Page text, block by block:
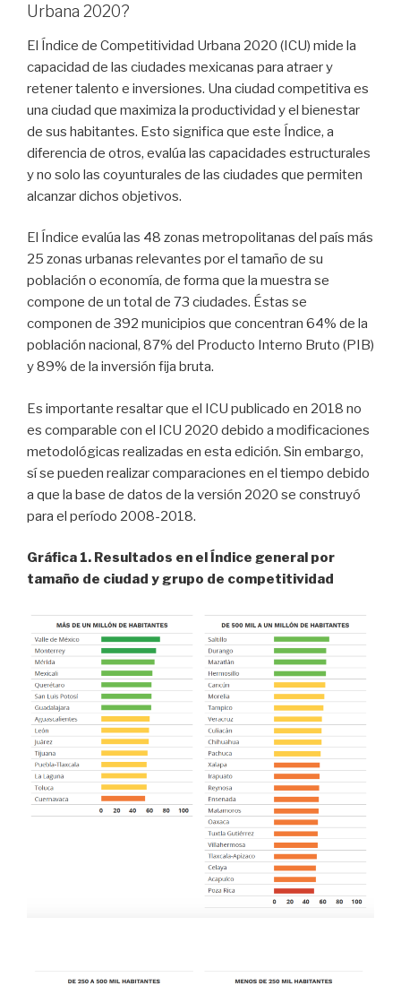
Urbana 2020?
El Índice de Competitividad Urbana 2020 (ICU) mide la
capacidad de las ciudades mexicanas para atraer y
retener talento e inversiones. Una ciudad competitiva es
una ciudad que maximiza la productividad y el bienestar
de sus habitantes. Esto significa que este Índice, a
diferencia de otros, evalúa las capacidades estructurales
y no solo las coyunturales de las ciudades que permiten
alcanzar dichos objetivos.
El Índice evalúa las 48 zonas metropolitanas del país más
25 zonas urbanas relevantes por el tamaño de su
población o economía, de forma que la muestra se
compone de un total de 73 ciudades. Éstas se
componen de 392 municipios que concentran 64% de la
población nacional, 87% del Producto Interno Bruto (PIB)
y 89% de la inversión fija bruta.
Es importante resaltar que el ICU publicado en 2018 no
es comparable con el ICU 2020 debido a modificaciones
metodológicas realizadas en esta edición. Sin embargo,
sí se pueden realizar comparaciones en el tiempo debido
a que la base de datos de la versión 2020 se construyó
para el período 2008-2018.
Gráfica 1. Resultados en el Índice general por
tamaño de ciudad y grupo de competitividad